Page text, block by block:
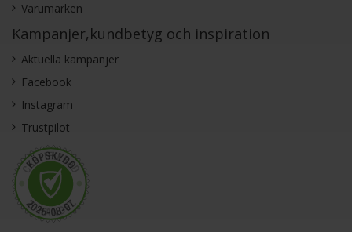
Varumärken
Kampanjer,kundbetyg och inspiration
Aktuella kampanjer
Facebook
Instagram
Trustpilot